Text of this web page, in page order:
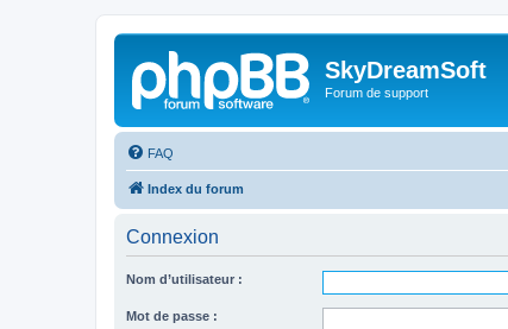
SkyDreamSoft
Forum de support
FAQ
Index du forum
Connexion
Nom d’utilisateur :
Mot de passe :